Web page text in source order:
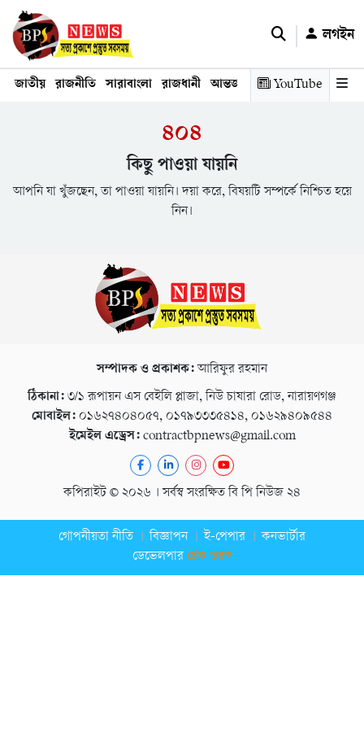
লগইন
জাতীয় রাজনীতি সারাবাংলা রাজধানী আন্তর্জাতিক অর্থনীতি তথ্য
YouTube
৪০৪
কিছু পাওয়া যায়নি
আপনি যা খুঁজছেন, তা পাওয়া যায়নি। দয়া করে, বিষয়টি সম্পর্কে নিশ্চিত হয়ে
নিন।
সম্পাদক ও প্রকাশক:আরিফুর রহমান
ঠিকানা: ৩/১ রূপায়ন এস বেইলি প্লাজা, নিউ চাষারা রোড, নারায়ণগঞ্জ
মোবাইল: ০১৬২৭৪০৪০৫৭, ০১৭৯৩৩৩৫৪১৪, ০১৬২৯৪০৯৫৪৪
ইমেইল এড্রেস:contractbpnews@gmail.com
কপিরাইট © ২০২৬ । সর্বস্ব সংরক্ষিত বি পি নিউজ ২৪
গোপনীয়তা নীতি বিজ্ঞাপন ই-পেপার
কনভার্টার
ডেভেলপার টেক তরঙ্গ